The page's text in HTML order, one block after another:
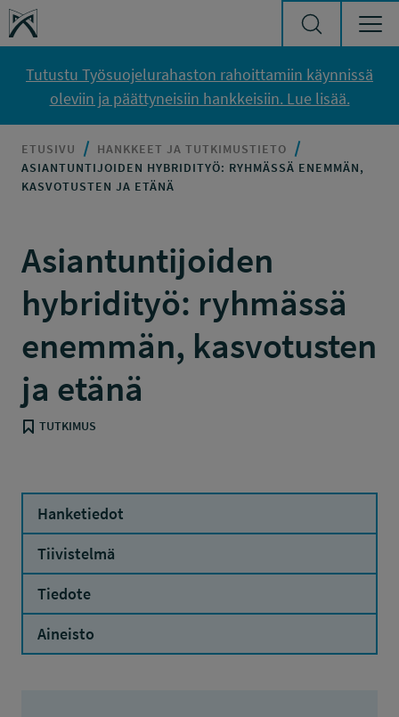
Siirry sisältöön
Työsuojelurahasto
Tutustu Työsuojelurahaston rahoittamiin käynnissä
oleviin ja päättyneisiin hankkeisiin. Lue lisää.
ETUSIVU
HANKKEET JA TUTKIMUSTIETO
ASIANTUNTIJOIDEN HYBRIDITYÖ: RYHMÄSSÄ ENEMMÄN,
KASVOTUSTEN JA ETÄNÄ
Asiantuntijoiden
hybridityö: ryhmässä
enemmän, kasvotusten
ja etänä
TUTKIMUS
Hanketiedot
Tiivistelmä
Tiedote
Aineisto